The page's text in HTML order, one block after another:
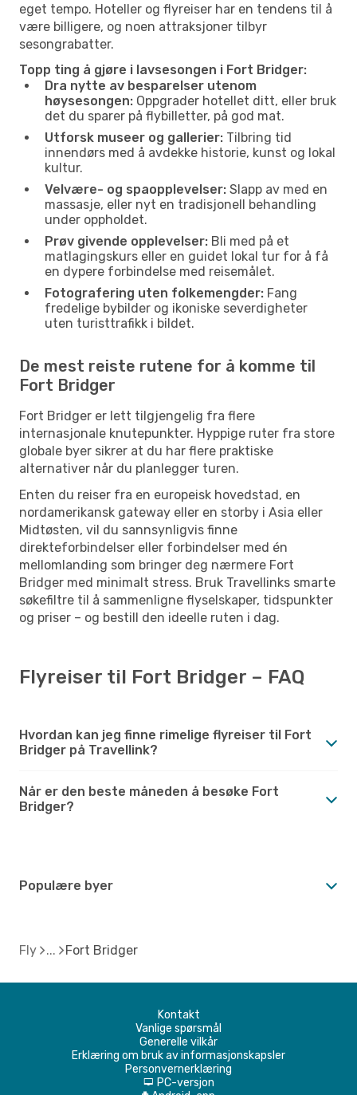
eget tempo. Hoteller og flyreiser har en tendens til å
være billigere, og noen attraksjoner tilbyr
sesongrabatter.
Topp ting å gjøre i lavsesongen i Fort Bridger:
Dra nytte av besparelser utenom
høysesongen: Oppgrader hotellet ditt, eller bruk
det du sparer på flybilletter, på god mat.
Utforsk museer og gallerier: Tilbring tid
innendørs med å avdekke historie, kunst og lokal
kultur.
Velvære- og spaopplevelser: Slapp av med en
massasje, eller nyt en tradisjonell behandling
under oppholdet.
Prøv givende opplevelser: Bli med på et
matlagingskurs eller en guidet lokal tur for å få
en dypere forbindelse med reisemålet.
Fotografering uten folkemengder: Fang
fredelige bybilder og ikoniske severdigheter
uten turisttrafikk i bildet.
De mest reiste rutene for å komme til
Fort Bridger
Fort Bridger er lett tilgjengelig fra flere
internasjonale knutepunkter. Hyppige ruter fra store
globale byer sikrer at du har flere praktiske
alternativer når du planlegger turen.
Enten du reiser fra en europeisk hovedstad, en
nordamerikansk gateway eller en storby i Asia eller
Midtøsten, vil du sannsynligvis finne
direkteforbindelser eller forbindelser med én
mellomlanding som bringer deg nærmere Fort
Bridger med minimalt stress. Bruk Travellinks smarte
søkefiltre til å sammenligne flyselskaper, tidspunkter
og priser – og bestill den ideelle ruten i dag.
Flyreiser til Fort Bridger – FAQ
Hvordan kan jeg finne rimelige flyreiser til Fort
Bridger på Travellink?
Når er den beste måneden å besøke Fort
Bridger?
Populære byer
Fly Fort Bridger
Kontakt
Vanlige spørsmål
Generelle vilkår
Erklæring om bruk av informasjonskapsler
Personvernerklæring
d PC-versjon